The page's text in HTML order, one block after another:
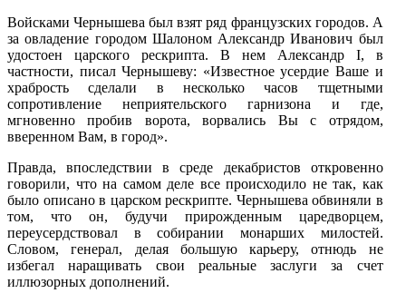
Войсками Чернышева был взят ряд французских городов. А
за овладение городом Шалоном Александр Иванович был
удостоен царского рескрипта. В нем Александр I, в
частности, писал Чернышеву: «Известное усердие Ваше и
храбрость сделали в несколько часов тщетными
сопротивление неприятельского гарнизона и где,
мгновенно пробив ворота, ворвались Вы с отрядом,
вверенном Вам, в город».
Правда, впоследствии в среде декабристов откровенно
говорили, что на самом деле все происходило не так, как
было описано в царском рескрипте. Чернышева обвиняли в
том, что он, будучи прирожденным царедворцем,
переусердствовал в собирании монарших милостей.
Словом, генерал, делая большую карьеру, отнюдь не
избегал наращивать свои реальные заслуги за счет
иллюзорных дополнений.